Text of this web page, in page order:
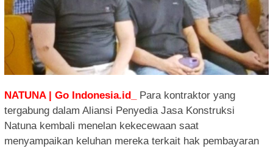
NATUNA | Go Indonesia.id_
Para kontraktor yang
tergabung dalam Aliansi Penyedia Jasa Konstruksi
Natuna kembali menelan kekecewaan saat
menyampaikan keluhan mereka terkait hak pembayaran